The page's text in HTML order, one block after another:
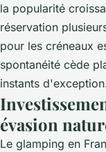
la popularité
réservation
pour les créneaux
spontanéité cède
instants
évasion
Le glamping en